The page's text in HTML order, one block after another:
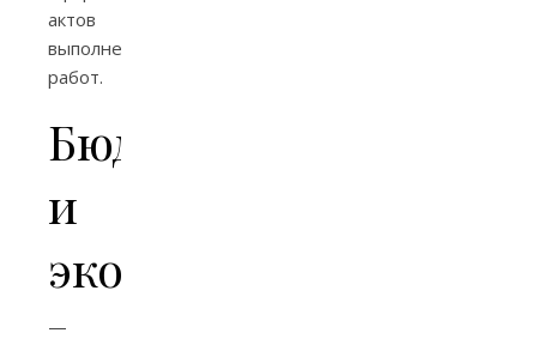
актов
выполненных
работ.
Бюджетирование
и
экономия
—